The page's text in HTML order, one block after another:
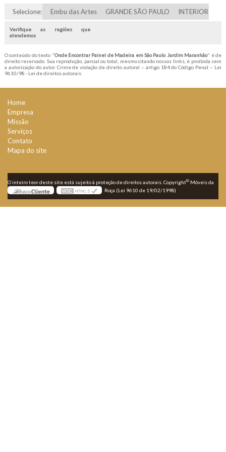
Selecione: Embu das Artes GRANDE SÃO PAULO INTERIOR
Verifique as regiões que
atendemos
O conteúdo do texto "Onde Encontrar Painel de Madeira em São Paulo Jardim Maranhão" é de
direito reservado. Sua reprodução, parcial ou total, mesmo citando nossos links, é proibida sem
a autorização do autor. Crime de violação de direito autoral – artigo 184 do Código Penal – Lei
9610/98 - Lei de direitos autorais.
Home
Empresa
Missão
Serviços
Contato
Mapa do site
O inteiro teor deste site está sujeito à proteção de direitos autorais. Copyright© Móveis da
Roça (Lei 9610 de 19/02/1998)